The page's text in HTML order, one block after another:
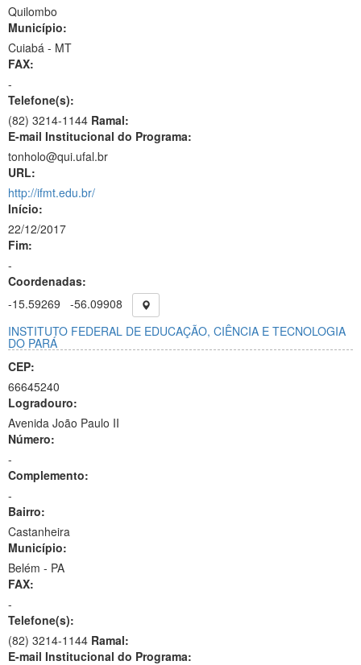
Quilombo
Município:
Cuiabá - MT
FAX:
-
Telefone(s):
(82) 3214-1144 Ramal:
E-mail Institucional do Programa:
tonholo@qui.ufal.br
URL:
http://ifmt.edu.br/
Início:
22/12/2017
Fim:
-
Coordenadas:
-15.59269
-56.09908
INSTITUTO FEDERAL DE EDUCAÇÃO, CIÊNCIA E TECNOLOGIA
DO PARÁ
CEP:
66645240
Logradouro:
Avenida João Paulo II
Número:
-
Complemento:
-
Bairro:
Castanheira
Município:
Belém - PA
FAX:
-
Telefone(s):
(82) 3214-1144 Ramal:
E-mail Institucional do Programa: